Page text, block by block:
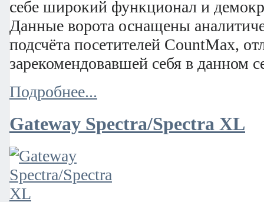
себе широкий функционал и
Данные ворота оснащены
подсчёта посетителей CountMax,
зарекомендовавшей себя в данном
Подробнее...
Gateway Spectra/Spectra XL